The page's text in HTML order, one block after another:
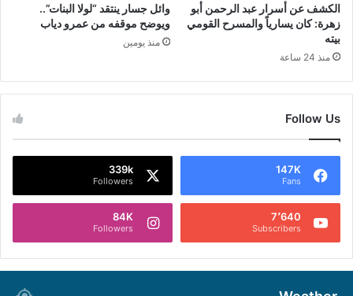
الكشف عن أسرار عبد الرحمن أبو
زهرة: كان يسارياً والمسرح القومي
بيته
منذ 24 ساعة
وائل جسار ينتقد “لولا البنات”..
ويوضح موقفه من عمرو دياب
منذ يومين
Follow Us
147K
Fans
339k
Followers
7٬640
Subscribers
84K
Followers